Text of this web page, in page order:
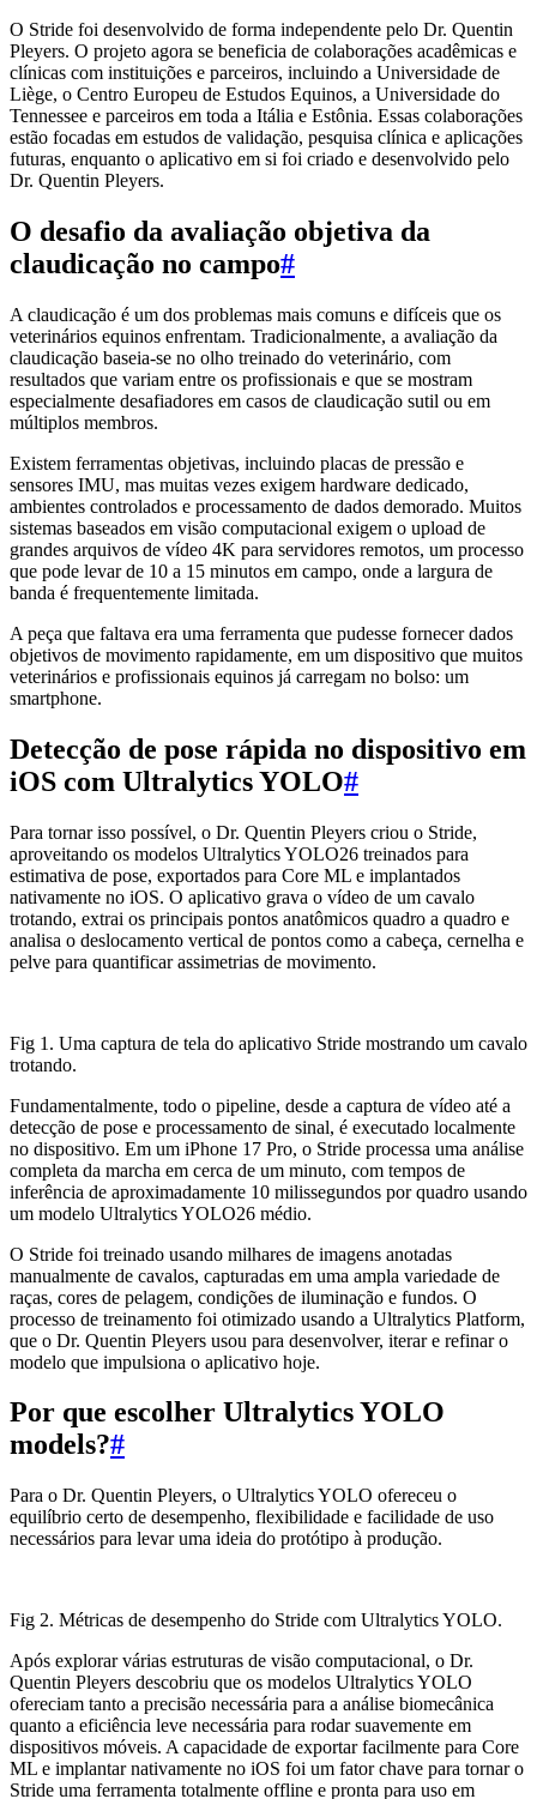
O Stride foi desenvolvido de forma independente pelo Dr. Quentin
Pleyers. O projeto agora se beneficia de colaborações acadêmicas e
clínicas com instituições e parceiros, incluindo a Universidade de
Liège, o Centro Europeu de Estudos Equinos, a Universidade do
Tennessee e parceiros em toda a Itália e Estônia. Essas colaborações
estão focadas em estudos de validação, pesquisa clínica e aplicações
futuras, enquanto o aplicativo em si foi criado e desenvolvido pelo
Dr. Quentin Pleyers.
O desafio da avaliação objetiva da
claudicação no campo#
A claudicação é um dos problemas mais comuns e difíceis que os
veterinários equinos enfrentam. Tradicionalmente, a avaliação da
claudicação baseia-se no olho treinado do veterinário, com
resultados que variam entre os profissionais e que se mostram
especialmente desafiadores em casos de claudicação sutil ou em
múltiplos membros.
Existem ferramentas objetivas, incluindo placas de pressão e
sensores IMU, mas muitas vezes exigem hardware dedicado,
ambientes controlados e processamento de dados demorado. Muitos
sistemas baseados em visão computacional exigem o upload de
grandes arquivos de vídeo 4K para servidores remotos, um processo
que pode levar de 10 a 15 minutos em campo, onde a largura de
banda é frequentemente limitada.
A peça que faltava era uma ferramenta que pudesse fornecer dados
objetivos de movimento rapidamente, em um dispositivo que muitos
veterinários e profissionais equinos já carregam no bolso: um
smartphone.
Detecção de pose rápida no dispositivo em
iOS com Ultralytics YOLO#
Para tornar isso possível, o Dr. Quentin Pleyers criou o Stride,
aproveitando os modelos Ultralytics YOLO26 treinados para
estimativa de pose, exportados para Core ML e implantados
nativamente no iOS. O aplicativo grava o vídeo de um cavalo
trotando, extrai os principais pontos anatômicos quadro a quadro e
analisa o deslocamento vertical de pontos como a cabeça, cernelha e
pelve para quantificar assimetrias de movimento.
Fig 1. Uma captura de tela do aplicativo Stride mostrando um cavalo
trotando.
Fundamentalmente, todo o pipeline, desde a captura de vídeo até a
detecção de pose e processamento de sinal, é executado localmente
no dispositivo. Em um iPhone 17 Pro, o Stride processa uma análise
completa da marcha em cerca de um minuto, com tempos de
inferência de aproximadamente 10 milissegundos por quadro usando
um modelo Ultralytics YOLO26 médio.
O Stride foi treinado usando milhares de imagens anotadas
manualmente de cavalos, capturadas em uma ampla variedade de
raças, cores de pelagem, condições de iluminação e fundos. O
processo de treinamento foi otimizado usando a Ultralytics Platform,
que o Dr. Quentin Pleyers usou para desenvolver, iterar e refinar o
modelo que impulsiona o aplicativo hoje.
Por que escolher Ultralytics YOLO
models?#
Para o Dr. Quentin Pleyers, o Ultralytics YOLO ofereceu o
equilíbrio certo de desempenho, flexibilidade e facilidade de uso
necessários para levar uma ideia do protótipo à produção.
Fig 2. Métricas de desempenho do Stride com Ultralytics YOLO.
Após explorar várias estruturas de visão computacional, o Dr.
Quentin Pleyers descobriu que os modelos Ultralytics YOLO
ofereciam tanto a precisão necessária para a análise biomecânica
quanto a eficiência leve necessária para rodar suavemente em
dispositivos móveis. A capacidade de exportar facilmente para Core
ML e implantar nativamente no iOS foi um fator chave para tornar o
Stride uma ferramenta totalmente offline e pronta para uso em